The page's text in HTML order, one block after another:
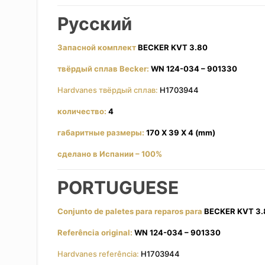
Русский
Запасной комплектBECKER KVT 3.80
твёрдый сплав Becker: WN 124-034 – 901330
Hardvanes твёрдый сплав: H1703944
количество:4
габаритные размеры:170 X 39 X 4 (mm)
сделано в Испании – 100%
PORTUGUESE
Conjunto de paletes para reparos paraBECKER KVT
Referência original: WN 124-034 – 901330
Hardvanes referência: H1703944